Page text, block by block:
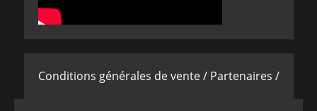
Conditions générales de vente / Partenaires /